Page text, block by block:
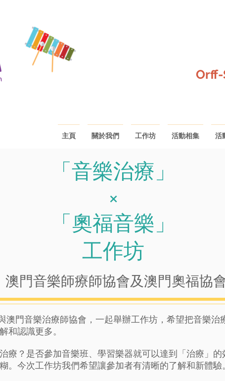
主頁 關於我們 工作坊 活動相集 活
「音樂治療」
×
「奧福音樂」
工作坊
澳門音樂師療師協會及澳門奧福協
澳門音樂治療師協會，一起舉辦工作坊，希望把音樂治
和認識更多。
療？是否參加音樂班、學習樂器就可以達到「治療」的
。今次工作坊我們希望讓參加者有清晰的了解和新體驗